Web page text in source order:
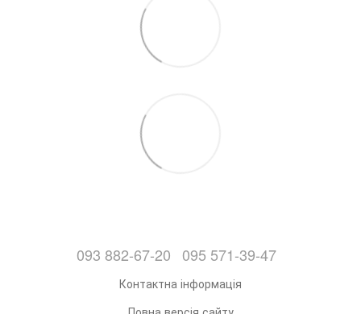
093 882-67-20 095 571-39-47
Контактна інформація